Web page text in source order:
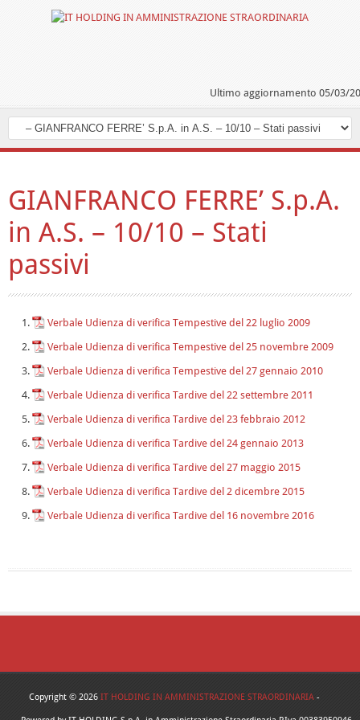
Ultimo aggiornamento 05/03/
GIANFRANCO FERRE’ S.p.A.
in A.S. – 10/10 – Stati
passivi
Verbale Udienza di verifica Tempestive del 22 luglio 2009
Verbale Udienza di verifica Tempestive del 25 novembre 2009
Verbale Udienza di verifica Tempestive del 27 gennaio 2010
Verbale Udienza di verifica Tardive del 22 settembre 2011
Verbale Udienza di verifica Tardive del 23 febbraio 2012
Verbale Udienza di verifica Tardive del 24 gennaio 2013
Verbale Udienza di verifica Tardive del 27 maggio 2015
Verbale Udienza di verifica Tardive del 2 dicembre 2015
Verbale Udienza di verifica Tardive del 16 novembre 2016
Copyright © 2026 IT HOLDING IN AMMINISTRAZIONE STRAORDINARIA-